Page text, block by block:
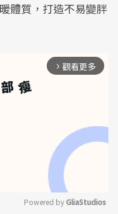
體質，打造不易變胖
arrow_forward_ios 觀看更多
Powered by GliaStudios